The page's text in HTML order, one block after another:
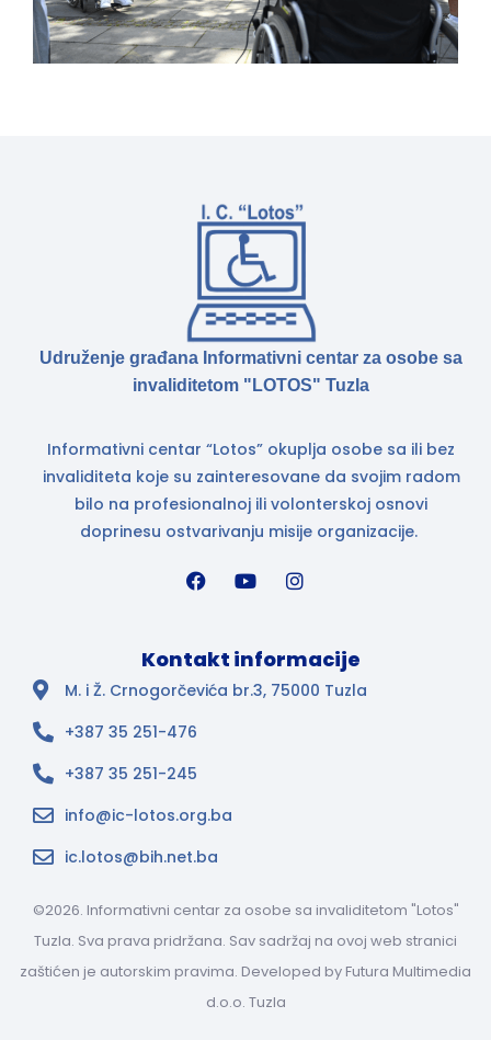
Udruženje građana Informativni centar za osobe sa
invaliditetom "LOTOS" Tuzla
Informativni centar “Lotos” okuplja osobe sa ili bez
invaliditeta koje su zainteresovane da svojim radom
bilo na profesionalnoj ili volonterskoj osnovi
doprinesu ostvarivanju misije organizacije.
Kontakt informacije
M. i Ž. Crnogorčevića br.3, 75000 Tuzla
+387 35 251-476
+387 35 251-245
info@ic-lotos.org.ba
ic.lotos@bih.net.ba
©2026. Informativni centar za osobe sa invaliditetom "Lotos"
Tuzla. Sva prava pridržana. Sav sadržaj na ovoj web stranici
zaštićen je autorskim pravima. Developed by Futura Multimedia
d.o.o. Tuzla